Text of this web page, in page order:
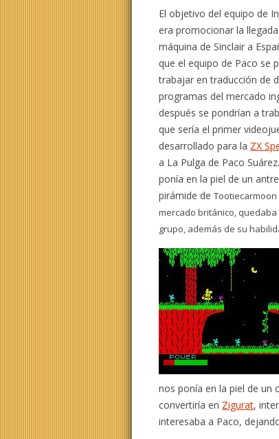
El objetivo del equipo de
era promocionar la
máquina de Sinclair a
que el equipo de Paco se
trabajar en traducción de
programas del mercado
después se pondrían a
que sería el primer
desarrollado para la ZX
a La Pulga de Paco
ponía en la piel de un
pirámide de
mercado británico,
grupo, además de su
nos ponía en la piel de un
convertiría en Zigurat,
interesaba a Paco,